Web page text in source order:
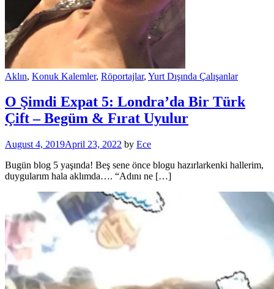
Aklın, Konuk Kalemler, Röportajlar, Yurt Dışında Çalışanlar
O Şimdi Expat 5: Londra’da Bir Türk
Çift – Begüm & Fırat Uyulur
August 4, 2019April 23, 2022 by Ece
Bugün blog 5 yaşında! Beş sene önce blogu hazırlarkenki hallerim,
duygularım hala aklımda…. “Adını ne […]